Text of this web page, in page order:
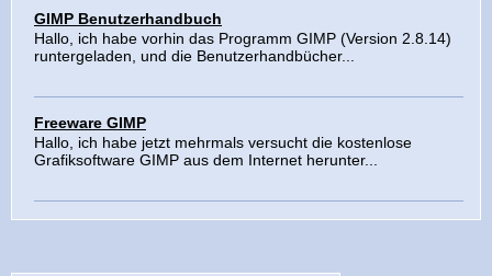
GIMP Benutzerhandbuch
Hallo, ich habe vorhin das Programm GIMP (Version 2.8.14)
runtergeladen, und die Benutzerhandbücher...
Freeware GIMP
Hallo, ich habe jetzt mehrmals versucht die kostenlose
Grafiksoftware GIMP aus dem Internet herunter...